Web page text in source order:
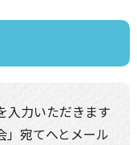
入力いただきます
」宛てへとメール